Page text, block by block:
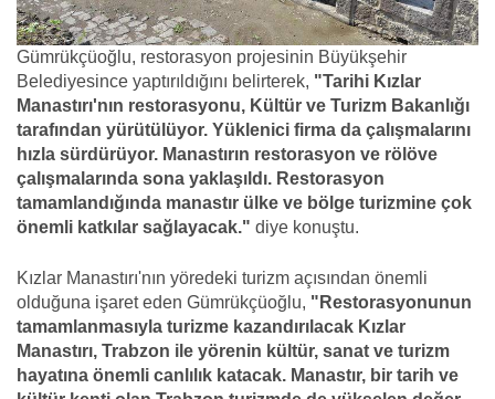
Gümrükçüoğlu, restorasyon projesinin Büyükşehir
Belediyesince yaptırıldığını belirterek, "Tarihi Kızlar
Manastırı'nın restorasyonu, Kültür ve Turizm Bakanlığı
tarafından yürütülüyor. Yüklenici firma da çalışmalarını
hızla sürdürüyor. Manastırın restorasyon ve rölöve
çalışmalarında sona yaklaşıldı. Restorasyon
tamamlandığında manastır ülke ve bölge turizmine çok
önemli katkılar sağlayacak." diye konuştu.
Kızlar Manastırı'nın yöredeki turizm açısından önemli
olduğuna işaret eden Gümrükçüoğlu, "Restorasyonunun
tamamlanmasıyla turizme kazandırılacak Kızlar
Manastırı, Trabzon ile yörenin kültür, sanat ve turizm
hayatına önemli canlılık katacak. Manastır, bir tarih ve